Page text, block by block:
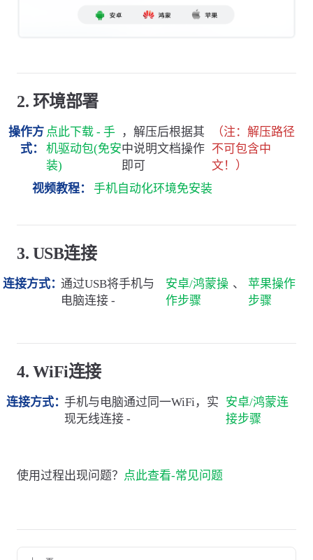
2. 环境部署
操作方
式：
点此下载 - 手
机驱动包(免安
装)
，解压后根据其
中说明文档操作
即可
（注：解压路径
不可包含中
文！）
视频教程：
手机自动化环境免安装
3. USB连接
连接方式：通过USB将手机与
电脑连接 -
安卓/鸿蒙操
作步骤
、
苹果操作
步骤
4. WiFi连接
连接方式：手机与电脑通过同一WiFi，实
现无线连接 -
安卓/鸿蒙连
接步骤
使用过程出现问题？ 点此查看-常见问题